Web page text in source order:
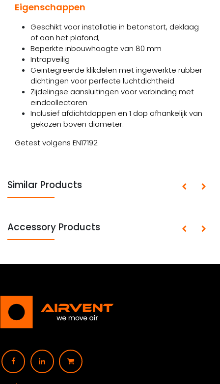
Eigenschappen
Geschikt voor installatie in betonstort, deklaag
of aan het plafond;
Beperkte inbouwhoogte van 80 mm
Intrapveilig
Geïntegreerde klikdelen met ingewerkte rubber
dichtingen voor perfecte luchtdichtheid
Zijdelingse aansluitingen voor verbinding met
eindcollectoren
Inclusief afdichtdoppen en 1 dop afhankelijk van
gekozen boven diameter.
Getest volgens EN17192
Similar Products
Accessory Products